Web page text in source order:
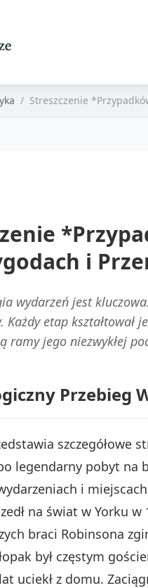
Streszczenie
i
wydarzeń jest
Każdy etap kształtował
ramy jego niezwykłej
Przebieg
szczegółowe
legendarny pobyt na
i
na świat w Yorku
braci Robinsona
był częstym
uciekł z domu.